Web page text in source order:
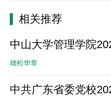
相关推荐
中山大学管理学院
雄松华章
中共广东省委党校